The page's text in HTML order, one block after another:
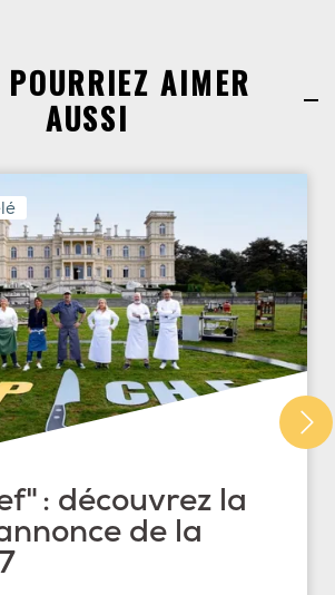
POURRIEZ AIMER
AUSSI
: découvrez la
de la